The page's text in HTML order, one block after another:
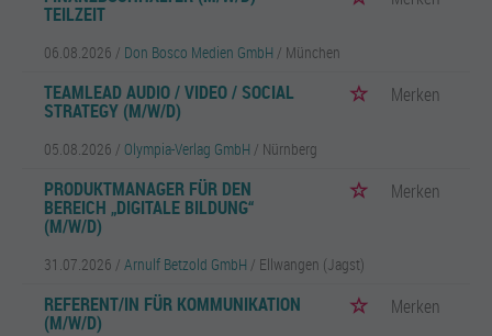
TEILZEIT
06.08.2026 / Don Bosco Medien GmbH / München
TEAMLEAD AUDIO / VIDEO / SOCIAL
STRATEGY (M/W/D)
Merken
05.08.2026 / Olympia-Verlag GmbH / Nürnberg
PRODUKTMANAGER FÜR DEN
BEREICH „DIGITALE BILDUNG“
(M/W/D)
Merken
31.07.2026 / Arnulf Betzold GmbH / Ellwangen (Jagst)
REFERENT/IN FÜR KOMMUNIKATION
(M/W/D)
Merken